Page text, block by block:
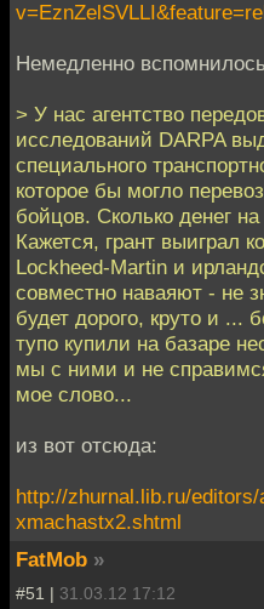
Немедленно
> У нас агентство
исследований DARPA
специального
которое бы могло
бойцов. Сколько денег
Кажется, грант выиграл
Lockheed-Martin и
совместно наваяют - не
будет дорого, круто и ...
тупо купили на базаре
мы с ними и не
мое слово...
из вот отсюда:
http://zhurnal.lib.ru/
xmachastx2.shtml
FatMob »
#51 | 31.03.12 17:12